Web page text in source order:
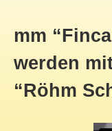
mm
werden
“Röhm